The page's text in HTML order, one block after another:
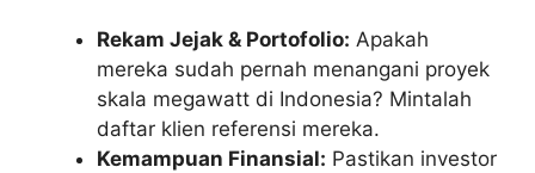
Rekam Jejak & Portofolio: Apakah
mereka sudah pernah menangani proyek
skala megawatt di Indonesia? Mintalah
daftar klien referensi mereka.
Kemampuan Finansial: Pastikan investor